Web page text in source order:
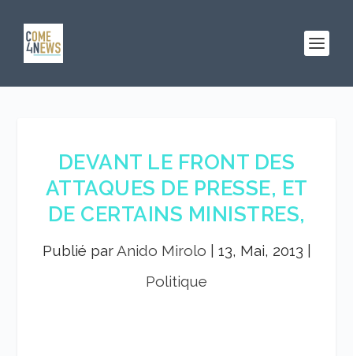
DEVANT LE FRONT DES
ATTAQUES DE PRESSE, ET
DE CERTAINS MINISTRES,
Publié parAnido Mirolo 13, Mai, 2013
Politique